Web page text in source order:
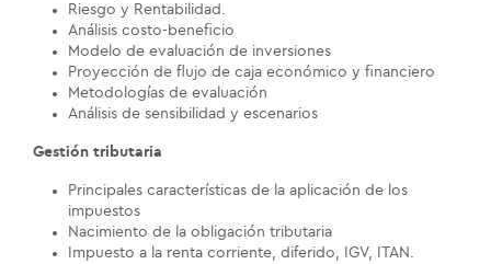
Riesgo y Rentabilidad.
Análisis costo-beneficio
Modelo de evaluación de inversiones
Proyección de flujo de caja económico y financiero
Metodologías de evaluación
Análisis de sensibilidad y escenarios
Gestión tributaria
Principales características de la aplicación de los
impuestos
Nacimiento de la obligación tributaria
Impuesto a la renta corriente, diferido, IGV, ITAN.